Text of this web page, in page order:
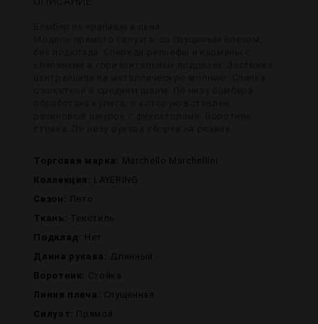
Торговая марка:
Marchello Marchellini
Коллекция:
LAYERING
Сезон:
Лето
Ткань:
Текстиль
Подклад:
Нет
Длина рукава:
Длинный
Воротник:
Стойка
Линия плеча:
Спущенная
Силуэт:
Прямой